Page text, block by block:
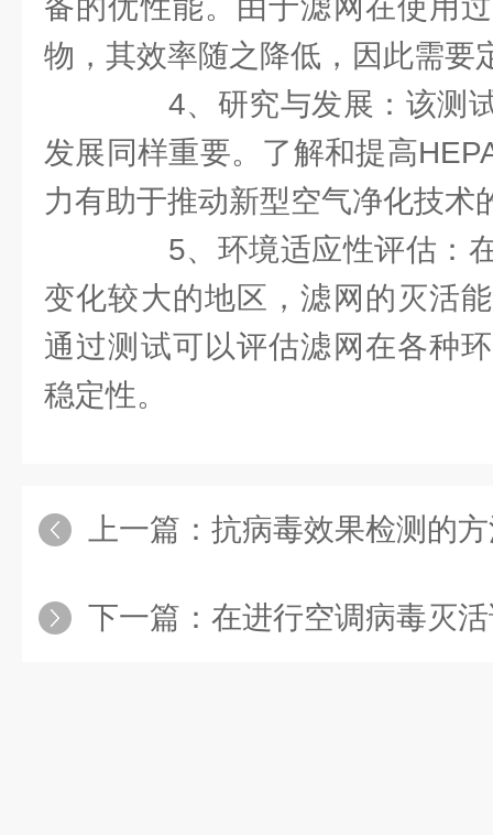
备的优性能。由于滤网在使用
物，其效率随之降低，因此需要
4、研究与发展：该测试
发展同样重要。了解和提高
力有助于推动新型空气净化技术
5、环境适应性评估：在
变化较大的地区，滤网的灭活
通过测试可以评估滤网在各种
稳定性。
上一篇： 抗病毒效果检测的方法多种
下一篇： 在进行空调病毒灭活试